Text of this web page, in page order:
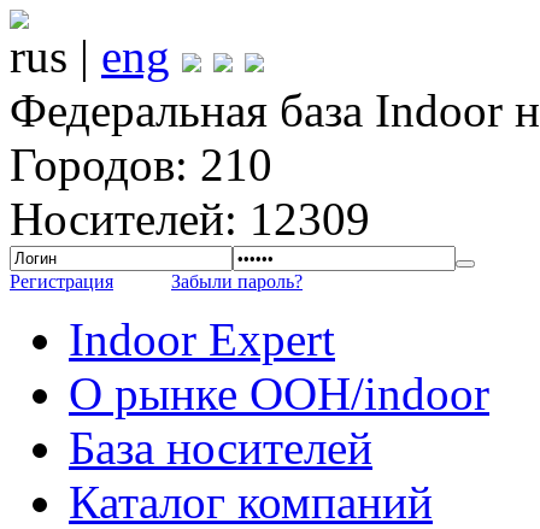
rus | eng
Федеральная база Indoor
Городов: 210
Носителей: 12309
Регистрация Забыли пароль?
Indoor Expert
О рынке OOH/indoor
База носителей
Каталог компаний